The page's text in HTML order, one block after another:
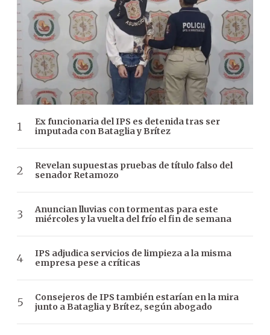
Ex funcionaria del IPS es detenida tras ser
imputada con Bataglia y Brítez
Revelan supuestas pruebas de título falso del
senador Retamozo
Anuncian lluvias con tormentas para este
miércoles y la vuelta del frío el fin de semana
IPS adjudica servicios de limpieza a la misma
empresa pese a críticas
Consejeros de IPS también estarían en la mira
junto a Bataglia y Brítez, según abogado